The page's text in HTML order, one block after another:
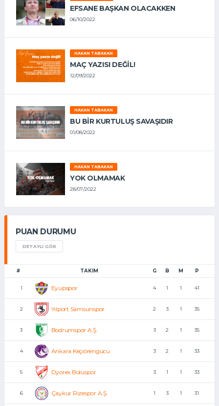
EFSANE BAŞKAN OLACAKKEN
06/10/2022
HAKAN TABAKAN
MAÇ YAZISI DEĞİL!
12/09/2022
HAKAN TABAKAN
BU BİR KURTULUŞ SAVAŞIDIR
01/08/2022
HAKAN TABAKAN
YOK OLMAMAK
28/07/2022
PUAN DURUMU
DETAYLI GÖR
# TAKIM G B M P
1 Eyüpspor 4 1 1 41
2 Yılport Samsunspor 2 3 1 35
3 Bodrumspor A.Ş. 3 2 1 35
4 Ankara Keçiörengücü 3 2 1 33
5 Dyorex Boluspor 3 1 1 33
6 Çaykur Rizespor A.Ş. 1 3 1 31